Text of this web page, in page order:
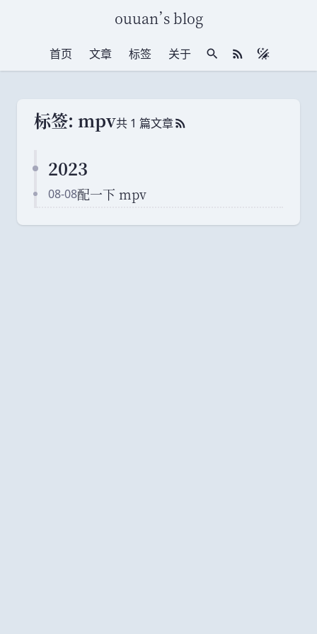
ouuan’s blog
首页 文章 标签 关于 站内搜索RSS 订阅
标签: mpv共 1 篇文章RSS 订阅
2023
08-08配一下 mpv